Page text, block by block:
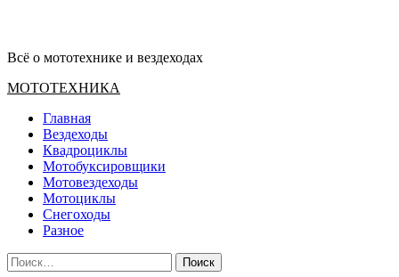
Всё о мототехнике и вездеходах
Основное
МОТОТЕХНИКА
Главная
Вездеходы
Квадроциклы
Мотобуксировщики
Мотовездеходы
Мотоциклы
Снегоходы
Разное
Найти: